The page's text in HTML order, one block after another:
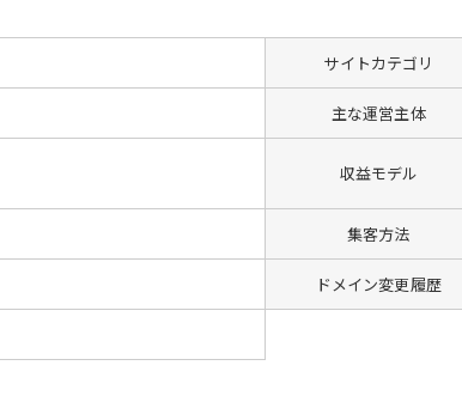
サイトカテゴリ
主な運営主体
収益モデル
集客方法
ドメイン変更履歴